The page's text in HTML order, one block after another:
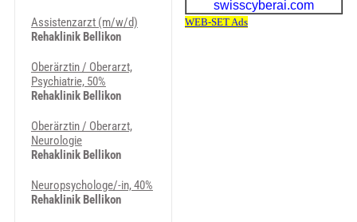
Assistenzarzt (m/w/d)
Rehaklinik Bellikon
Oberärztin / Oberarzt,
Psychiatrie, 50%
Rehaklinik Bellikon
Oberärztin / Oberarzt,
Neurologie
Rehaklinik Bellikon
Neuropsychologe/-in, 40%
Rehaklinik Bellikon